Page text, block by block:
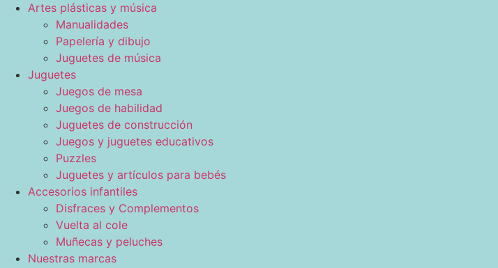
Artes plásticas y música
Manualidades
Papelería y dibujo
Juguetes de música
Juguetes
Juegos de mesa
Juegos de habilidad
Juguetes de construcción
Juegos y juguetes educativos
Puzzles
Juguetes y artículos para bebés
Accesorios infantiles
Disfraces y Complementos
Vuelta al cole
Muñecas y peluches
Nuestras marcas